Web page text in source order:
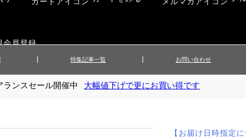
会員登録
▲メンズニット
▲レディースボトムス
▲財布・キーケース
特集記事一覧 お問い合わせ
ンスセール開催中 大幅値下げで更にお買い得です
【お届け日時指定に